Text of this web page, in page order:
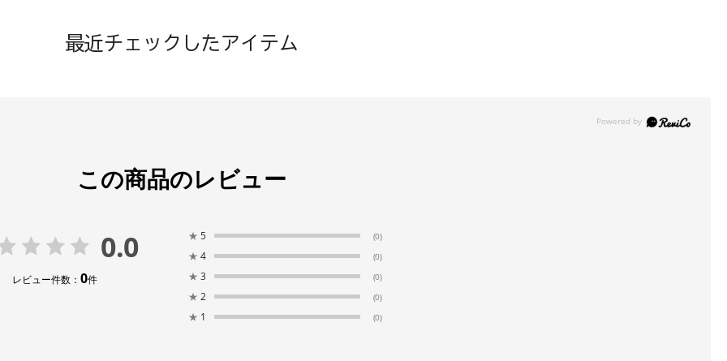
最近チェックしたアイテム
この商品のレビュー
0.0
レビュー件数： 0件
★ 5 (0)
★ 4 (0)
★ 3 (0)
★ 2 (0)
★ 1 (0)